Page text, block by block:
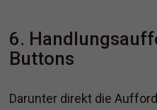
6.
Buttons
Darunter direkt die